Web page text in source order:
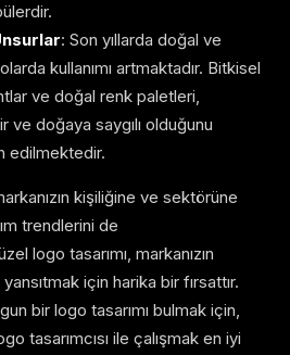
: Son yıllarda doğal ve
kullanımı artmaktadır. Bitkisel
ve doğal renk paletleri,
ve doğaya saygılı olduğunu
edilmektedir.
kişiliğine ve sektörüne
trendlerini de
logo tasarımı, markanızın
için harika bir fırsattır.
bir logo tasarımı bulmak için,
tasarımcısı ile çalışmak en iyi